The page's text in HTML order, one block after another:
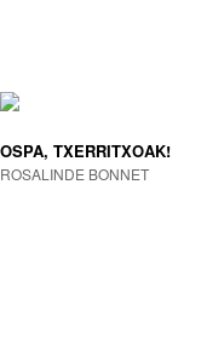
OSPA, TXERRITXOAK!
ROSALINDE BONNET